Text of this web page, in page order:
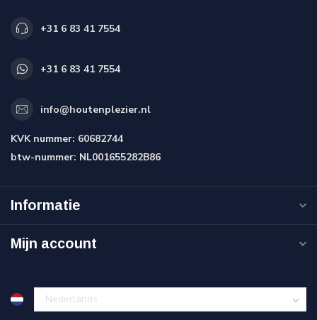
+31 6 83 41 7554
+31 6 83 41 7554
info@houtenplezier.nl
KVK nummer: 60682744
btw-nummer: NL001655282B86
Informatie
Mijn account